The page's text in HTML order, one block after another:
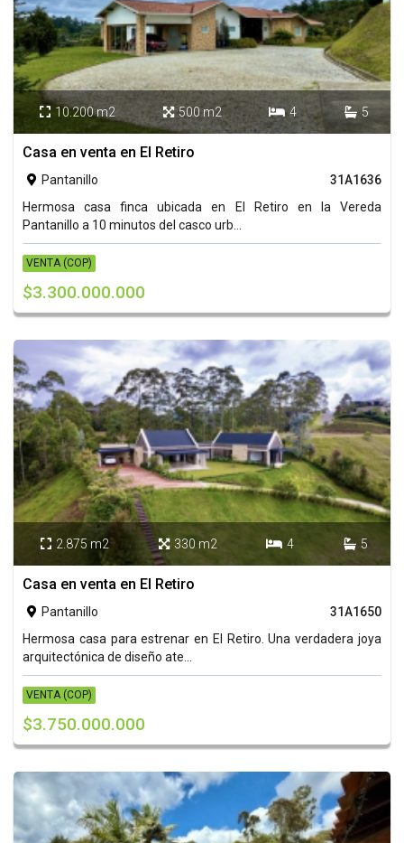
 10.200 m2  500 m2  4  5
Casa en venta en El Retiro
 Pantanillo
31A1636
Hermosa casa finca ubicada en El Retiro en la Vereda
Pantanillo a 10 minutos del casco urb...
VENTA (COP)
$3.300.000.000
 2.875 m2  330 m2  4  5
Casa en venta en El Retiro
 Pantanillo
31A1650
Hermosa casa para estrenar en El Retiro. Una verdadera joya
arquitectónica de diseño ate...
VENTA (COP)
$3.750.000.000